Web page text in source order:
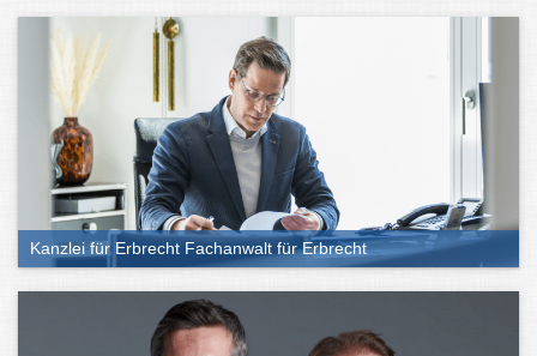
Kanzlei für Erbrecht Fachanwalt für Erbrecht